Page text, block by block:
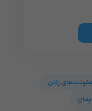
عفونت‌های زنان